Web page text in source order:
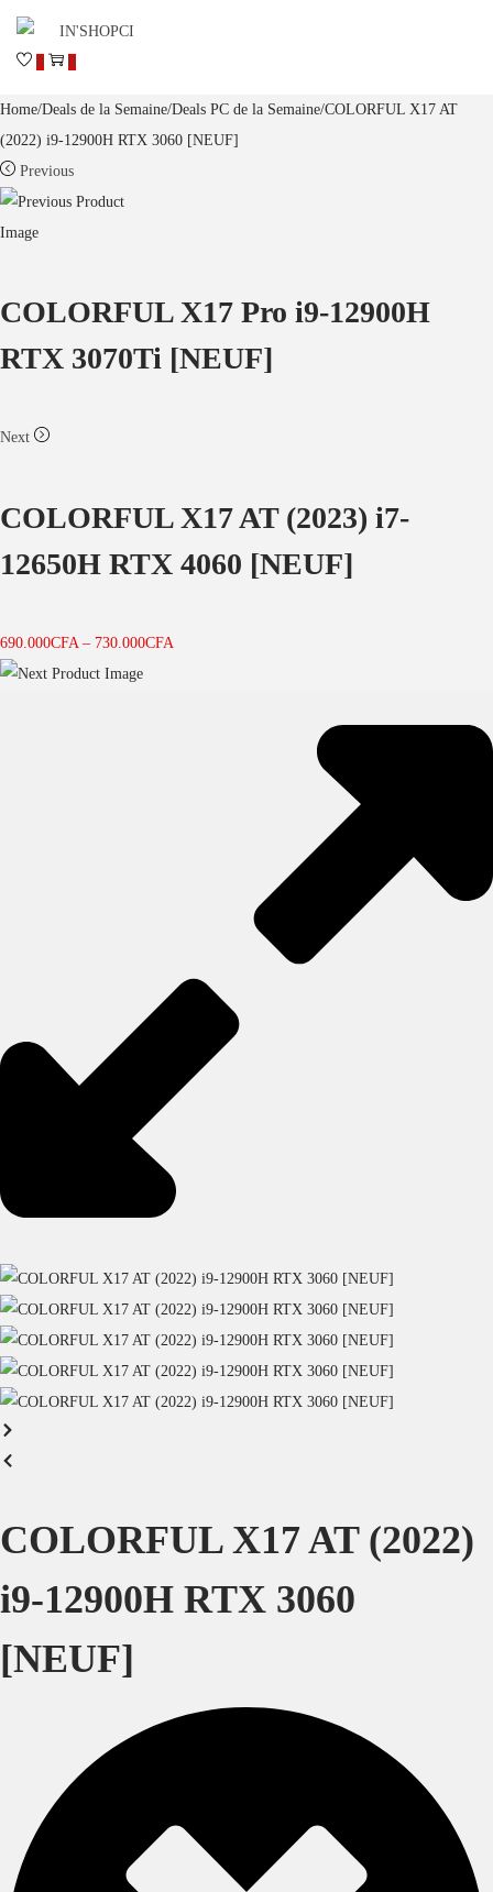
0 0
Home/Deals de la Semaine/Deals PC de la Semaine/COLORFUL X17 AT
(2022) i9-12900H RTX 3060 [NEUF]
Previous
COLORFUL X17 Pro i9-12900H
RTX 3070Ti [NEUF]
Next
COLORFUL X17 AT (2023) i7-
12650H RTX 4060 [NEUF]
690.000CFA – 730.000CFA
COLORFUL X17 AT (2022)
i9-12900H RTX 3060
[NEUF]